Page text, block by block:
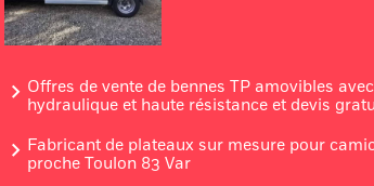
Offres de vente de bennes TP amovibles
hydraulique et haute résistance et devis
Fabricant de plateaux sur mesure pour
proche Toulon 83 Var